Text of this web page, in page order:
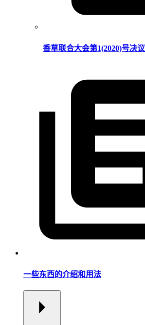
香草联合大会第1(2020)号决议
一些东西的介绍和用法